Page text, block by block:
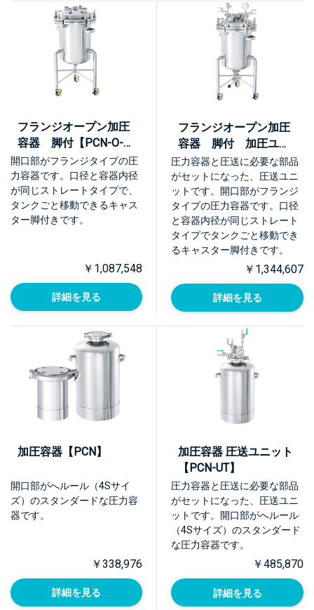
フランジオープン加圧
容器 脚付【PCN-O-
L】
開口部がフランジタイプの圧
力容器です。口径と容器内径
が同じストレートタイプで、
タンクごと移動できるキャス
ター脚付きです。
￥1,087,548
詳細を見る
フランジオープン加圧
容器 脚付 加圧ユニ
ット【PCN-O-L-UT】
圧力容器と圧送に必要な部品
がセットになった、圧送ユニ
ットです。開口部がフランジ
タイプの圧力容器です。口径
と容器内径が同じストレート
タイプでタンクごと移動でき
るキャスター脚付きです。
￥1,344,607
詳細を見る
加圧容器【PCN】
開口部がへルール（4Sサイ
ズ）のスタンダードな圧力容
器です。
￥338,976
詳細を見る
加圧容器 圧送ユニット
【PCN-UT】
圧力容器と圧送に必要な部品
がセットになった、圧送ユニ
ットです。開口部がへルール
（4Sサイズ）のスタンダード
な圧力容器です。
￥485,870
詳細を見る